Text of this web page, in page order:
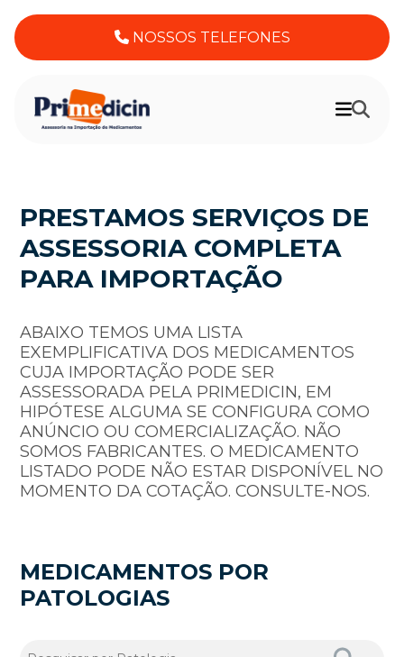
NOSSOS TELEFONES
PRESTAMOS SERVIÇOS DE
ASSESSORIA COMPLETA
PARA IMPORTAÇÃO
ABAIXO TEMOS UMA LISTA
EXEMPLIFICATIVA DOS MEDICAMENTOS
CUJA IMPORTAÇÃO PODE SER
ASSESSORADA PELA PRIMEDICIN, EM
HIPÓTESE ALGUMA SE CONFIGURA COMO
ANÚNCIO OU COMERCIALIZAÇÃO. NÃO
SOMOS FABRICANTES. O MEDICAMENTO
LISTADO PODE NÃO ESTAR DISPONÍVEL NO
MOMENTO DA COTAÇÃO. CONSULTE-NOS.
MEDICAMENTOS POR
PATOLOGIAS